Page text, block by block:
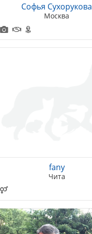
Софья Сухорукова
Москва
fany
Чита